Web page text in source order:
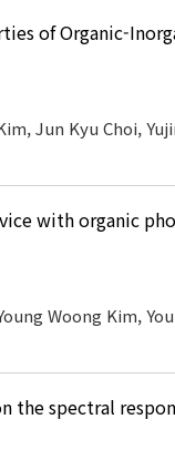
of Organic-
Jun Kyu Choi,
with organic
Woong Kim,
the spectral